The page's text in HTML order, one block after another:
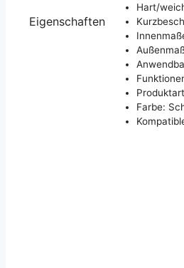
Eigenschaften
Hart/
Farbe: